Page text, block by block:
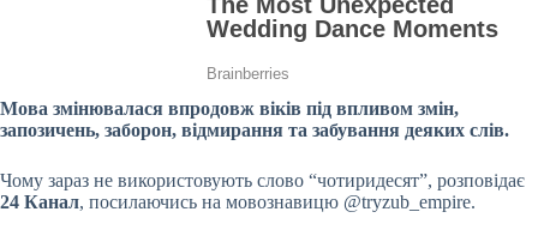
Мова змінювалася впродовж віків під впливом змін,
запозичень, заборон, відмирання та забування деяких слів.
Чому зараз не використовують слово “чотиридесят”, розповідає
24 Канал, посилаючись на мовознавицю @tryzub_empire.